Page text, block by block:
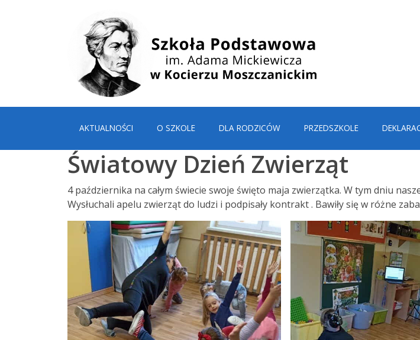
AKTUALNOŚCI O SZKOLE DLA RODZICÓW PRZEDSZKOLE
Światowy Dzień Zwierząt
4 października na całym świecie swoje święto maja zwierzątka. W tym dniu
Wysłuchali apelu zwierząt do ludzi i podpisały kontrakt . Bawiły się w różne